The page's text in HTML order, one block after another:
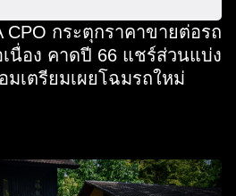
CPO กระตุกราคาขายต่อรถ
นื่อง คาดปี 66 แชร์ส่วนแบ่ง
มเตรียมเผยโฉมรถใหม่